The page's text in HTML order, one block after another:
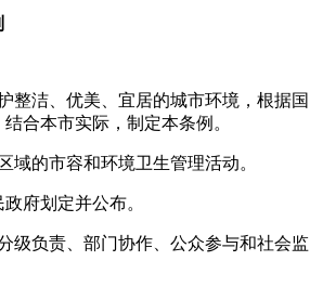
整洁、优美、宜居的城市环境，根据国
合本市实际，制定本条例。
的市容和环境卫生管理活动。
府划定并公布。
级负责、部门协作、公众参与和社会监